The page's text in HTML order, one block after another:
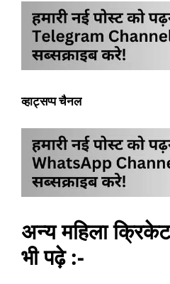
व्हाट्सप्प चैनल
अन्य महिला
भी पढ़े :-